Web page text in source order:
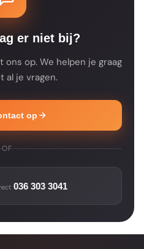
een bevestiging met de
er niet bij?
op. We helpen je graag
al je vragen.
op
OF
036 303 3041